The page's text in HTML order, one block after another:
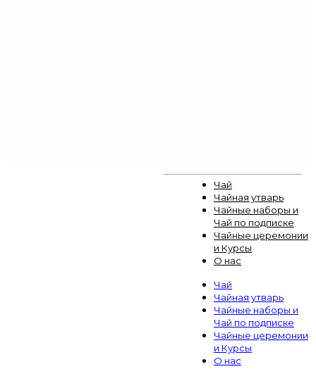
Чай
Чайная утварь
Чайные наборы и
Чай по подписке
Чайные церемонии
и Курсы
О нас
Чай
Чайная утварь
Чайные наборы и
Чай по подписке
Чайные церемонии
и Курсы
О нас